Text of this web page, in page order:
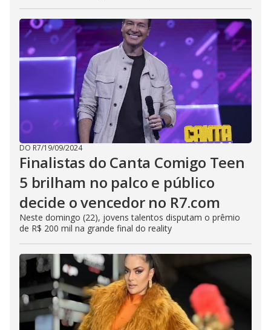
DO R7/19/09/2024
Finalistas do Canta Comigo Teen
5 brilham no palco e público
decide o vencedor no R7.com
Neste domingo (22), jovens talentos disputam o prêmio
de R$ 200 mil na grande final do reality